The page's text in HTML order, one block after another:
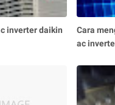
inverter daikin
Cara
ac